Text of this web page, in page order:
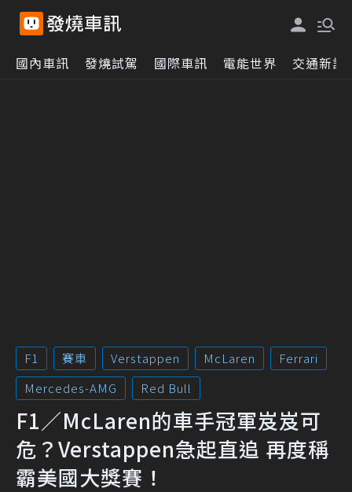
國內車訊 發燒試駕 國際車訊 電能世界 交通新訊
F1 賽車 Verstappen McLaren
Ferrari
Mercedes-AMG
Red Bull
F1／McLaren的車手冠軍岌岌可
危？Verstappen急起直追 再度稱
霸美國大獎賽！